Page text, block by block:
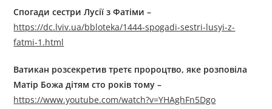
Спогади сестри Лусії з Фатіми –
https://dc.lviv.ua/bbloteka/1444-spogadi-sestri-lusyi-z-
fatmi-1.html
Ватикан розсекретив третє пророцтво, яке розповіла
Матір Божа дітям сто років тому –
https://www.youtube.com/watch?v=YHAghFn5Dgo